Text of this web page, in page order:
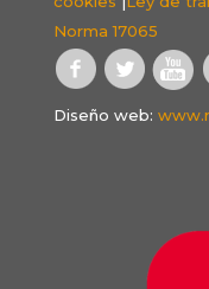
Norma 17065
Diseño web: